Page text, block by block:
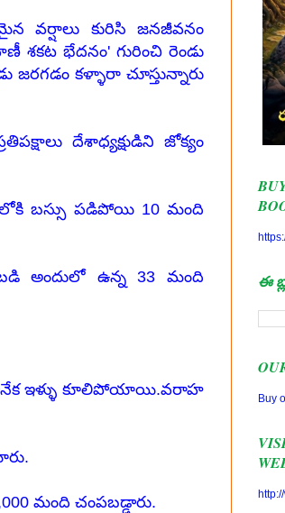
వర్షాలు కురిసి జనజీవనం
భేదనం' గురించి రెండు
కళ్ళారా చూస్తున్నారు
దేశాధ్యక్షుడిని జోక్యం
లోకి బస్సు పడిపోయి 10 మంది
అందులో ఉన్న 33 మంది
ఇళ్ళు కూలిపోయాయి.వరాహ
మంది చంపబడ్డారు.
ఈ
Buy